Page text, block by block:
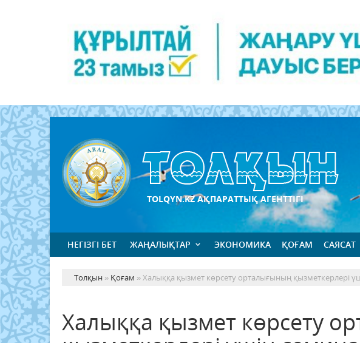
TOLQYN.KZ АҚПАРАТТЫҚ АГЕНТТІГІ
НЕГІЗГІ БЕТ ЖАҢАЛЫҚТАР ЭКОНОМИКА ҚОҒАМ САЯСАТ
Толқын » Қоғам » Халыққа қызмет көрсету орталығының қызметкерлері
Халыққа қызмет көрсету